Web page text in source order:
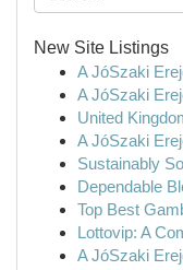
New Site Listings
A JóSzaki
A JóSzaki
United
A JóSzaki
Sustainably
Dependable
Top Best
Lottovip: A
A JóSzaki